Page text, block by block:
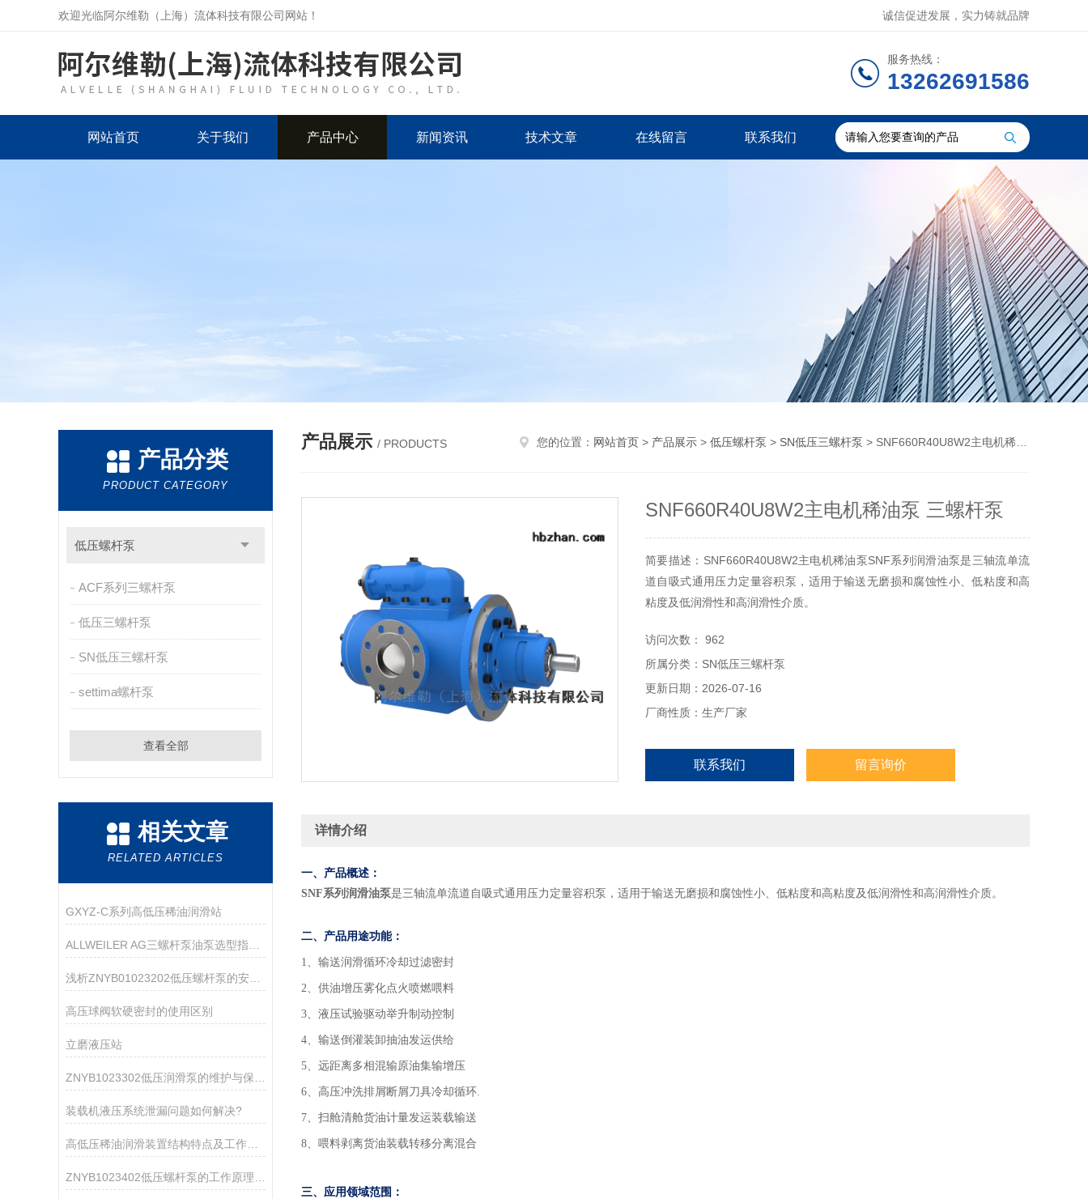
欢迎光临阿尔维勒（上海）流体科技有限公司网站！ 诚信促进发展，实力铸就品牌
服务热线：
13262691586
网站首页 关于我们 产品中心 新闻资讯 技术文章 在线留言 联系我们
产品分类
PRODUCT CATEGORY
低压螺杆泵
ACF系列三螺杆泵
低压三螺杆泵
SN低压三螺杆泵
settima螺杆泵
查看全部
相关文章
RELATED ARTICLES
GXYZ-C系列高低压稀油润滑站
浅析ZNYB01023202低压螺杆泵的安装注意事项
高压球阀软硬密封的使用区别
立磨液压站
装载机液压系统泄漏问题如何解决?
高低压稀油润滑装置结构特点及工作原理
产品展示 / PRODUCTS 您的位置： 网站首页 > 产品展示 > 低压螺杆泵 > SN低压三螺杆泵 > SNF660R40U8W2主电机稀油泵 三螺杆泵
SNF660R40U8W2主电机稀油泵 三螺杆泵
简要描述：SNF660R40U8W2主电机稀油泵SNF系列润滑油泵是三轴流单流
道自吸式通用压力定量容积泵，适用于输送无磨损和腐蚀性小、低粘度和高
粘度及低润滑性和高润滑性介质。
访问次数： 962
所属分类：SN低压三螺杆泵
更新日期：2026-07-16
厂商性质：生产厂家
联系我们 留言询价
详情介绍
一、产品概述：
SNF系列润滑油泵是三轴流单流道自吸式通用压力定量容积泵，适用于输送无磨损和腐蚀性小、低粘度和高粘度及低润滑性和高润滑性介质。
二、产品用途功能：
1、输送润滑循环冷却过滤密封
2、供油增压雾化点火喷燃喂料
3、液压试验驱动举升制动控制
4、输送倒灌装卸抽油发运供给
5、远距离多相混输原油集输增压
6、高压冲洗排屑断屑刀具冷却循环.
7、扫舱清舱货油计量发运装载输送
8、喂料剥离货油装载转移分离混合
三、应用领域范围 ：